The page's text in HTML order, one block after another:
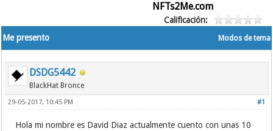
NFTs2Me.com
Calificación:
Modos de tema
Me presento
DSDG5442
BlackHat Bronce
#1
29-05-2017, 10:45 PM
Hola mi nombre es David Diaz actualmente cuento con unas 10